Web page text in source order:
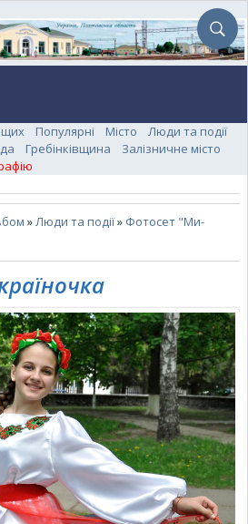
Популярні Місто
Люди та події
Гребінківщина
Залізничне місто
» Люди та події» Фотосет "Ми-